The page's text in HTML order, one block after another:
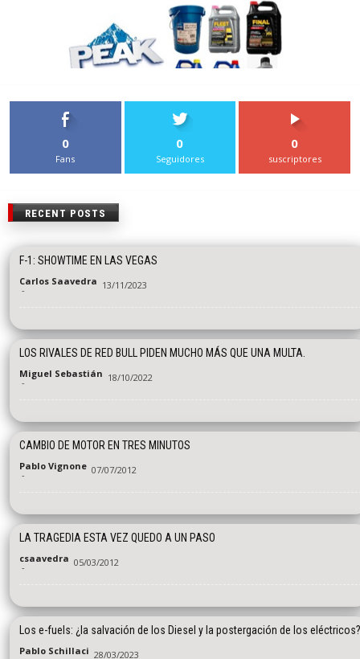
0
Fans
0
Seguidores
0
suscriptores
RECENT POSTS
F-1: SHOWTIME EN LAS VEGAS
Carlos Saavedra
- 13/11/2023
LOS RIVALES DE RED BULL PIDEN MUCHO MÁS QUE UNA MULTA.
Miguel Sebastián
- 18/10/2022
CAMBIO DE MOTOR EN TRES MINUTOS
Pablo Vignone
- 07/07/2012
LA TRAGEDIA ESTA VEZ QUEDO A UN PASO
csaavedra
- 05/03/2012
Los e-fuels: ¿la salvación de los Diesel y la postergación de los eléctricos?
Pablo Schillaci 28/03/2023